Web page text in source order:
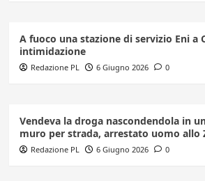
A fuoco una stazione di servizio Eni a
intimidazione
Redazione PL 6 Giugno 2026 0
Vendeva la droga nascondendola in
muro per strada, arrestato uomo allo
Redazione PL 6 Giugno 2026 0